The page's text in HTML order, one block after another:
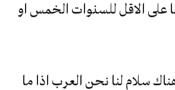
على الاقل للسنوات الخمس او
سلام لنا نحن العرب اذا ما